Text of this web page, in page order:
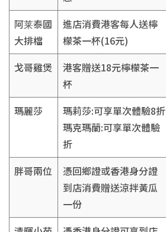
阿莱泰國
大排檔
進店消費港客每人送檸
檬茶一杯(16元)
戈哥雞煲
港客贈送18元檸檬茶一
杯
瑪麗莎
瑪莉莎:可享單次體驗8折
瑪克瑪蘭:可享單次體驗
折
胖哥兩位
憑回鄉證或香港身分證
到店消費贈送涼拌黃瓜
一份